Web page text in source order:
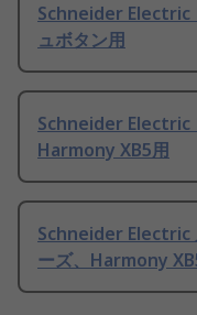
Schneider Electric
ュボタン用
Schneider Electric
Harmony XB5用
Schneider Electric
ーズ、Harmony